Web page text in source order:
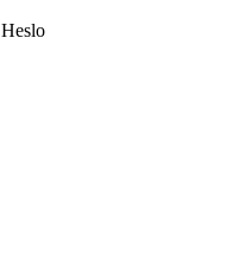
Heslo